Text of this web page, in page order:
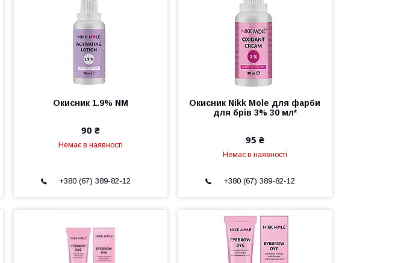
Окисник 1.9% NM
90 ₴
Немає в наявності
+380 (67) 389-82-12
Окисник Nikk Mole для фарби
для брів 3% 30 мл*
95 ₴
Немає в наявності
+380 (67) 389-82-12